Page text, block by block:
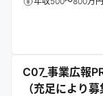
C07_事業広報
（充足により